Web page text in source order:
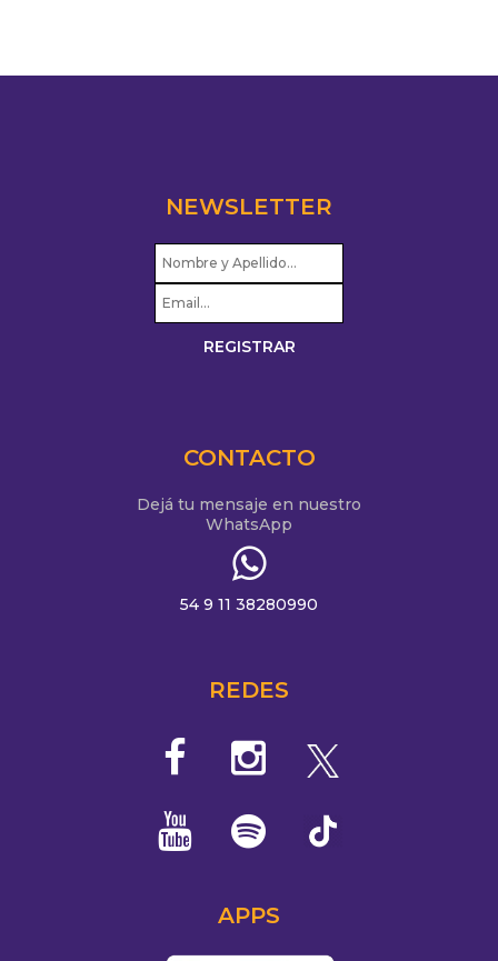
NEWSLETTER
CONTACTO
Dejá tu mensaje en nuestro
WhatsApp
54 9 11 38280990
REDES
APPS